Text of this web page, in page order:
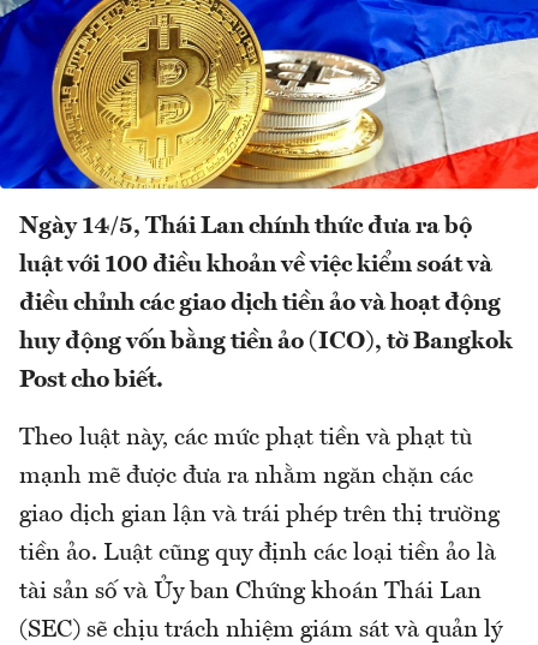
Ngày 14/5, Thái Lan chính thức đưa ra bộ
luật với 100 điều khoản về việc kiểm soát và
điều chỉnh các giao dịch tiền ảo và hoạt động
huy động vốn bằng tiền ảo (ICO), tờ Bangkok
Post cho biết.
Theo luật này, các mức phạt tiền và phạt tù
mạnh mẽ được đưa ra nhằm ngăn chặn các
giao dịch gian lận và trái phép trên thị trường
tiền ảo. Luật cũng quy định các loại tiền ảo là
tài sản số và Ủy ban Chứng khoán Thái Lan
(SEC) sẽ chịu trách nhiệm giám sát và quản lý